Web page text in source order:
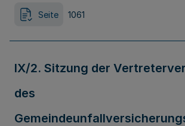
Seite 1061
IX/2. Sitzung der
des